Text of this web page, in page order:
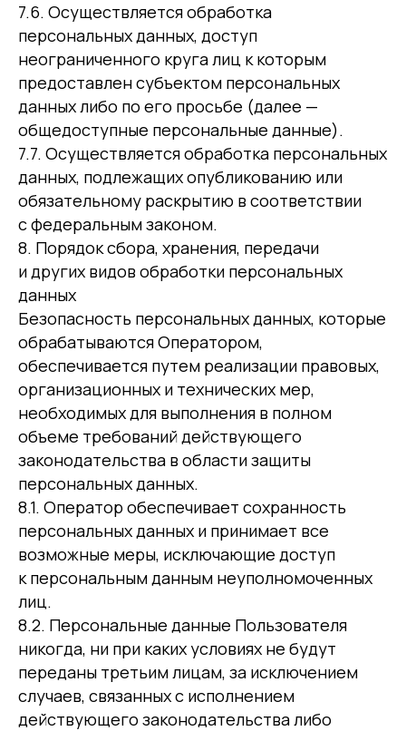
7.6. Осуществляется обработка
персональных данных, доступ
неограниченного круга лиц к которым
предоставлен субъектом персональных
данных либо по его просьбе (далее —
общедоступные персональные данные).
7.7. Осуществляется обработка персональных
данных, подлежащих опубликованию или
обязательному раскрытию в соответствии
с федеральным законом.
8. Порядок сбора, хранения, передачи
и других видов обработки персональных
данных
Безопасность персональных данных, которые
обрабатываются Оператором,
обеспечивается путем реализации правовых,
организационных и технических мер,
необходимых для выполнения в полном
объеме требований действующего
законодательства в области защиты
персональных данных.
8.1. Оператор обеспечивает сохранность
персональных данных и принимает все
возможные меры, исключающие доступ
к персональным данным неуполномоченных
лиц.
8.2. Персональные данные Пользователя
никогда, ни при каких условиях не будут
переданы третьим лицам, за исключением
случаев, связанных с исполнением
действующего законодательства либо